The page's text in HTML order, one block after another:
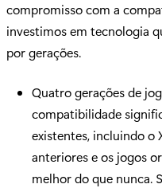
compromisso com a
investimos em tecnologia
por gerações.
Quatro gerações de
compatibilidade
existentes, incluindo o
anteriores e os jogos
melhor do que nunca.